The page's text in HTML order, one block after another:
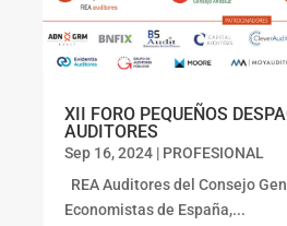
XII FORO PEQUEÑOS
AUDITORES
Sep 16, 2024 | PROFESIONAL
REA Auditores del Consejo
Economistas de España,...